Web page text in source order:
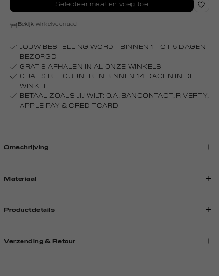
Selecteer maat en voeg toe
Bekijk winkelvoorraad
JOUW BESTELLING WORDT BINNEN 1 TOT 5 DAGEN
BEZORGD
GRATIS AFHALEN IN AL ONZE WINKELS
GRATIS RETOURNEREN BINNEN 14 DAGEN IN DE
WINKEL
BETAAL ZOALS JIJ WILT: O.A. BANCONTACT, RIVERTY,
APPLE PAY & CREDITCARD
Omschrijving
Materiaal
Productdetails
Verzending & Retour